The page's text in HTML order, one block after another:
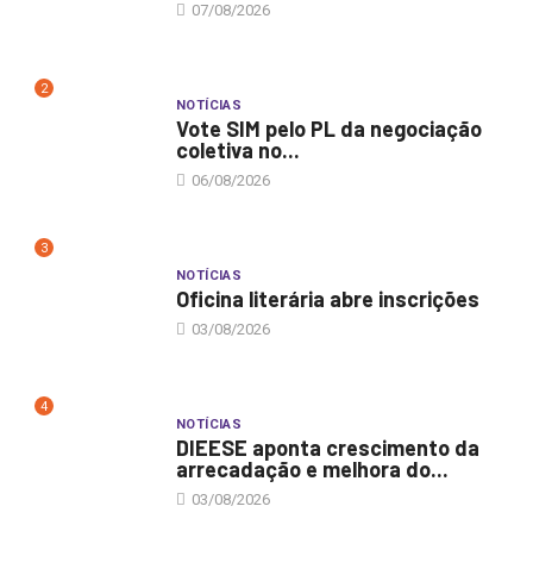
07/08/2026
2
NOTÍCIAS
Vote SIM pelo PL da negociação
coletiva no...
06/08/2026
3
NOTÍCIAS
Oficina literária abre inscrições
03/08/2026
4
NOTÍCIAS
DIEESE aponta crescimento da
arrecadação e melhora do...
03/08/2026